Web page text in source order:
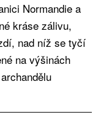
Normandie a
kráse zálivu,
nad níž se tyčí
na výšinách